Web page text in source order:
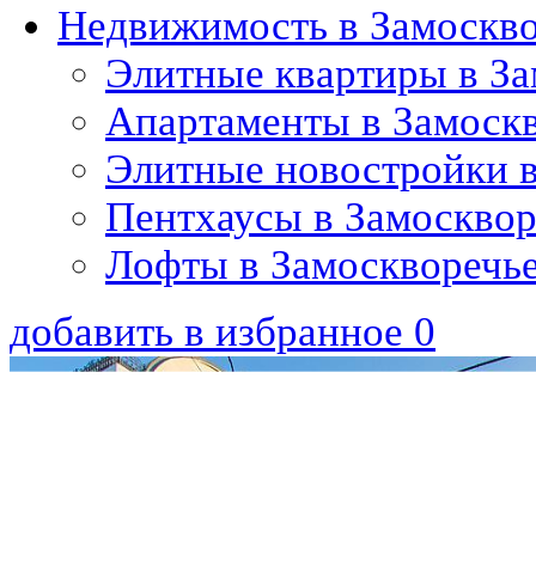
Недвижимость в
Элитные квартиры в
Апартаменты в
Элитные новостройки
Пентхаусы в
Лофты в
добавить в избранное 0